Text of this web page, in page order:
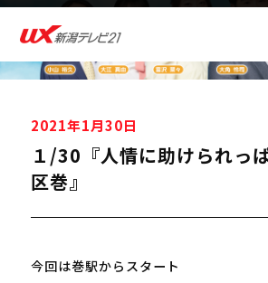
2021年1月30日
１/30『人情に助けられっ
区巻』
今回は巻駅からスタート